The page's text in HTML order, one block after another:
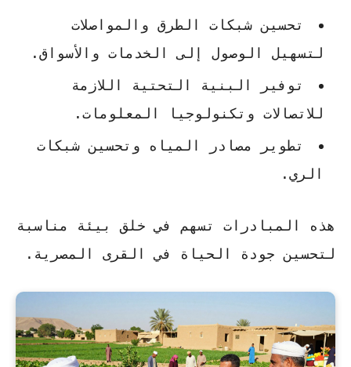
تحسين شبكات الطرق والمواصلات
لتسهيل الوصول إلى الخدمات والأسواق.
توفير البنية التحتية اللازمة
للاتصالات وتكنولوجيا المعلومات.
تطوير مصادر المياه وتحسين شبكات
الري.
هذه المبادرات تسهم في خلق بيئة مناسبة
لتحسين جودة الحياة في القرى المصرية.